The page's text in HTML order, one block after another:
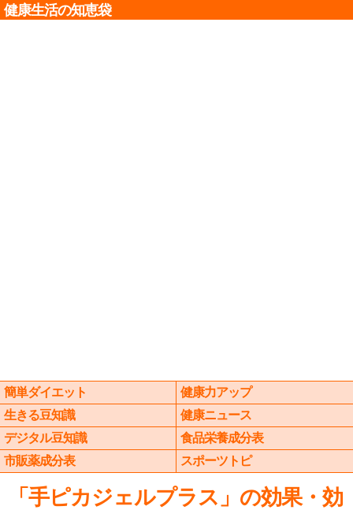
健康生活の知恵袋
簡単ダイエット
健康力アップ
生きる豆知識
健康ニュース
デジタル豆知識
食品栄養成分表
市販薬成分表
スポーツトピ
「手ピカジェルプラス」の効果・効